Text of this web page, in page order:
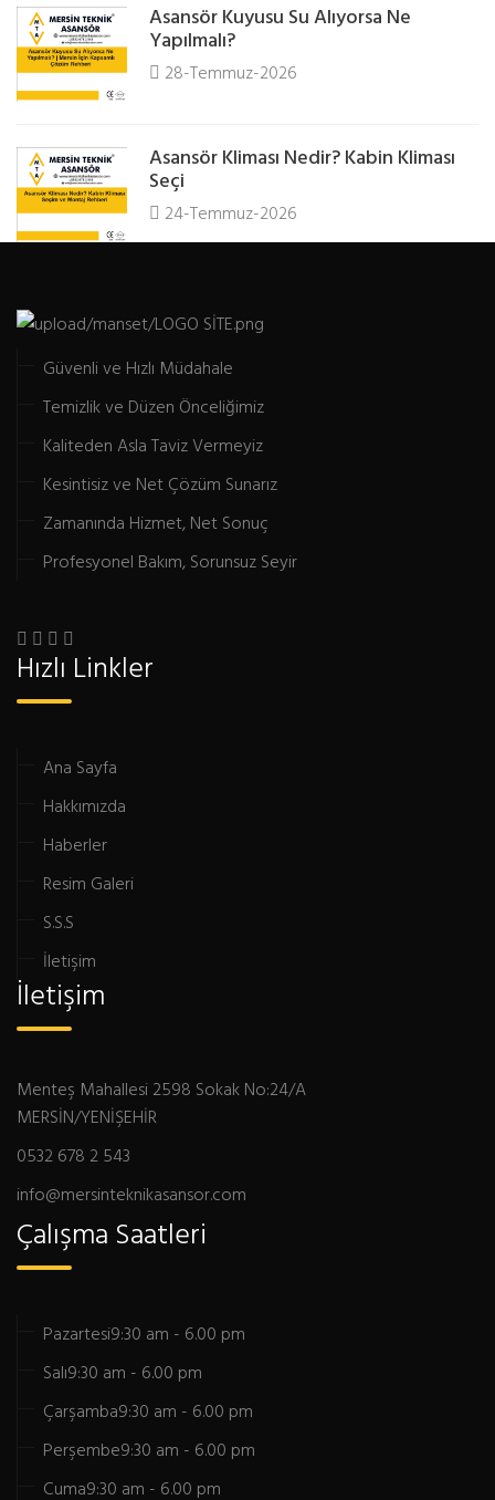
Asansör Kuyusu Su Alıyorsa Ne
Yapılmalı?
28-Temmuz-2026
Asansör Kliması Nedir? Kabin Kliması
Seçi
24-Temmuz-2026
Güvenli ve Hızlı Müdahale
Temizlik ve Düzen Önceliğimiz
Kaliteden Asla Taviz Vermeyiz
Kesintisiz ve Net Çözüm Sunarız
Zamanında Hizmet, Net Sonuç
Profesyonel Bakım, Sorunsuz Seyir
Hızlı Linkler
Ana Sayfa
Hakkımızda
Haberler
Resim Galeri
S.S.S
İletişim
İletişim
Menteş Mahallesi 2598 Sokak No:24/A
MERSİN/YENİŞEHİR
0532 678 2 543
info@mersinteknikasansor.com
Çalışma Saatleri
Pazartesi9:30 am - 6.00 pm
Salı9:30 am - 6.00 pm
Çarşamba9:30 am - 6.00 pm
Perşembe9:30 am - 6.00 pm
Cuma9:30 am - 6.00 pm